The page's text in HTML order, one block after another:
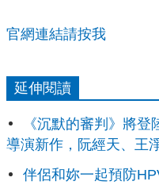
官網連結請按我
延伸閱讀
《沉默的審判》將登
導演新作，阮經天、王
伴侶和妳一起預防